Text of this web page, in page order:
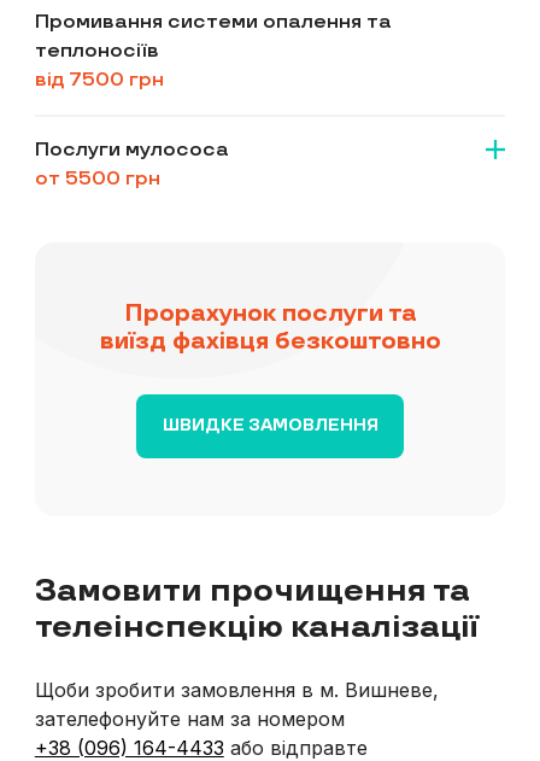
Промивання системи опалення та
теплоносіїв
від 7500 грн
Послуги мулососа
от 5500 грн
Прорахунок послуги та
виїзд фахівця безкоштовно
ШВИДКЕ ЗАМОВЛЕННЯ
Замовити прочищення та
телеінспекцію каналізації
Щоби зробити замовлення в м. Вишневе,
зателефонуйте нам за номером
+38 (096) 164-4433 або відправте